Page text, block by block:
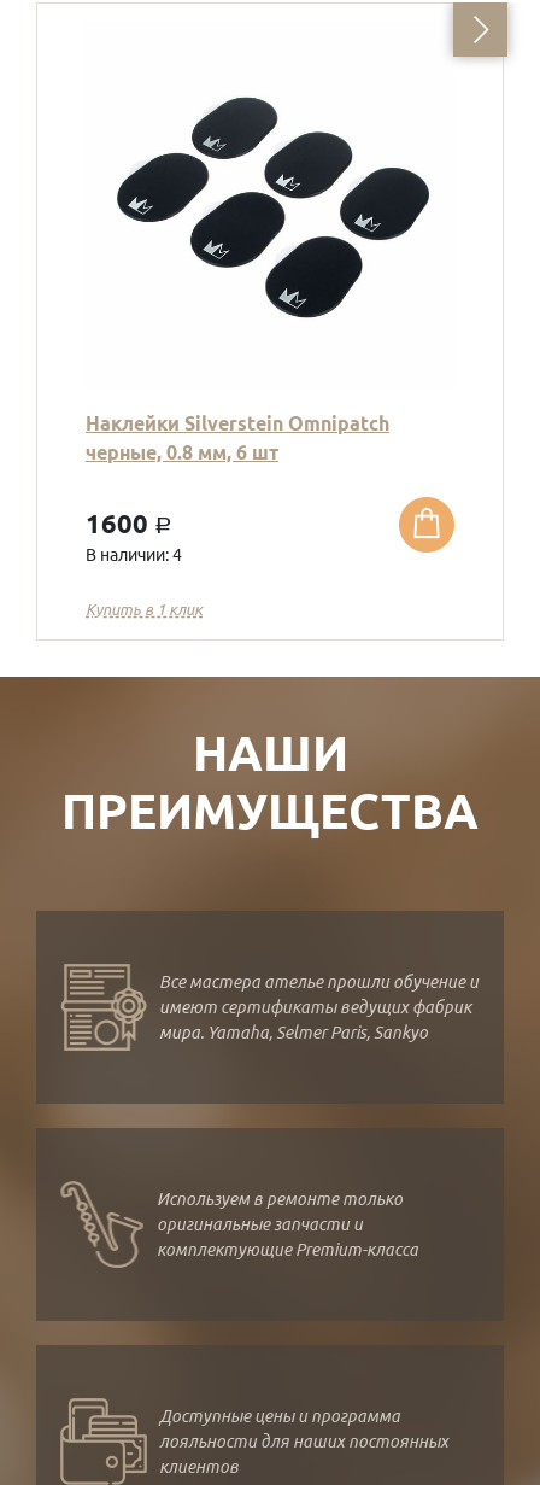
Наклейки Silverstein Omnipatch
черные, 0.8 мм, 6 шт
1600 a
В наличии: 4
Купить в 1 клик
НАШИ
ПРЕИМУЩЕСТВА
Все мастера ателье прошли обучение и
имеют сертификаты ведущих фабрик
мира. Yamaha, Selmer Paris, Sankyo
Используем в ремонте только
оригинальные запчасти и
комплектующие Premium-класса
Доступные цены и программа
лояльности для наших постоянных
клиентов